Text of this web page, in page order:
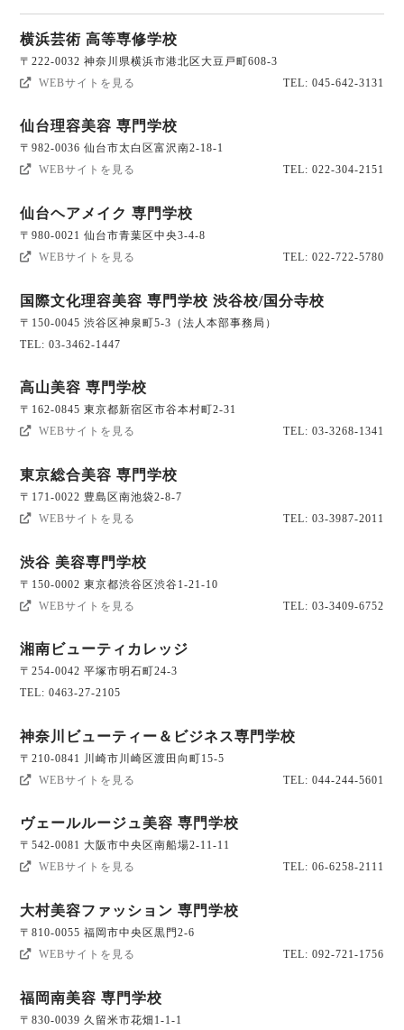
横浜芸術 高等専修学校
〒222-0032 神奈川県横浜市港北区大豆戸町608-3
WEBサイトを見る
TEL: 045-642-3131
仙台理容美容 専門学校
〒982-0036 仙台市太白区富沢南2-18-1
WEBサイトを見る
TEL: 022-304-2151
仙台ヘアメイク 専門学校
〒980-0021 仙台市青葉区中央3-4-8
WEBサイトを見る
TEL: 022-722-5780
国際文化理容美容 専門学校 渋谷校/国分寺校
〒150-0045 渋谷区神泉町5-3（法人本部事務局）
TEL: 03-3462-1447
高山美容 専門学校
〒162-0845 東京都新宿区市谷本村町2-31
WEBサイトを見る
TEL: 03-3268-1341
東京総合美容 専門学校
〒171-0022 豊島区南池袋2-8-7
WEBサイトを見る
TEL: 03-3987-2011
渋谷 美容専門学校
〒150-0002 東京都渋谷区渋谷1-21-10
WEBサイトを見る
TEL: 03-3409-6752
湘南ビューティカレッジ
〒254-0042 平塚市明石町24-3
TEL: 0463-27-2105
神奈川ビューティー＆ビジネス専門学校
〒210-0841 川崎市川崎区渡田向町15-5
WEBサイトを見る
TEL: 044-244-5601
ヴェールルージュ美容 専門学校
〒542-0081 大阪市中央区南船場2-11-11
WEBサイトを見る
TEL: 06-6258-2111
大村美容ファッション 専門学校
〒810-0055 福岡市中央区黒門2-6
WEBサイトを見る
TEL: 092-721-1756
福岡南美容 専門学校
〒830-0039 久留米市花畑1-1-1